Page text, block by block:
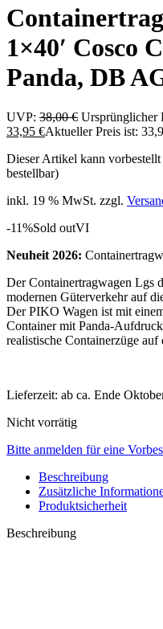
1×40′ Cosco
Panda, DB
UVP: 38,00€ Ursprünglicher
33,95 €Aktueller Preis ist:
Dieser Artikel kann
bestellbar)
inkl. 19 % MwSt. zzgl.
-11%Sold outVI
Neuheit 2026:
Der Containertragwagen
modernen Güterverkehr auf
Der PIKO Wagen ist mit
Container mit Panda-
realistische Containerzüge
Lieferzeit: ab ca. Ende
Nicht vorrätig
Bitte anmelden für eine
Beschreibung
Zusätzliche
Produktsicherheit
Beschreibung